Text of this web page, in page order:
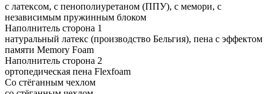
с латексом, с пенополиуретаном (ППУ), с мемори, с
независимым пружинным блоком
Наполнитель сторона 1
натуральный латекс (производство Бельгия), пена с эффектом
памяти Memory Foam
Наполнитель сторона 2
ортопедическая пена Flexfoam
Со стёганным чехлом